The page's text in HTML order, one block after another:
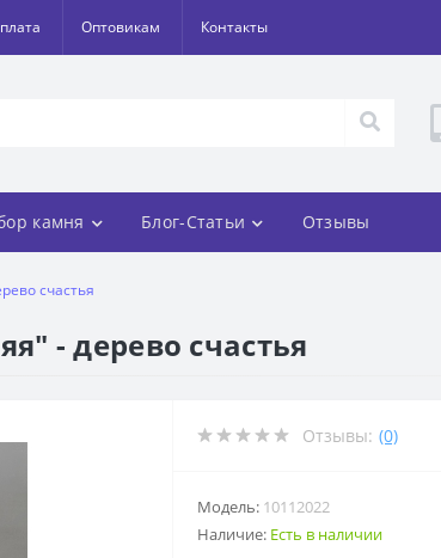
Оптовикам Контакты
камня Блог-Статьи Отзывы
счастья
- дерево счастья
Отзывы: (0)
Модель: 10112022
Наличие: Есть в наличии